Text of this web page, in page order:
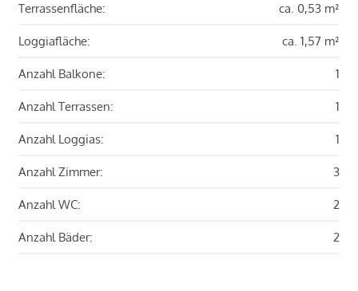
Terrassenfläche: ca. 0,53 m²
Loggiafläche: ca. 1,57 m²
Anzahl Balkone: 1
Anzahl Terrassen: 1
Anzahl Loggias: 1
Anzahl Zimmer: 3
Anzahl WC: 2
Anzahl Bäder: 2